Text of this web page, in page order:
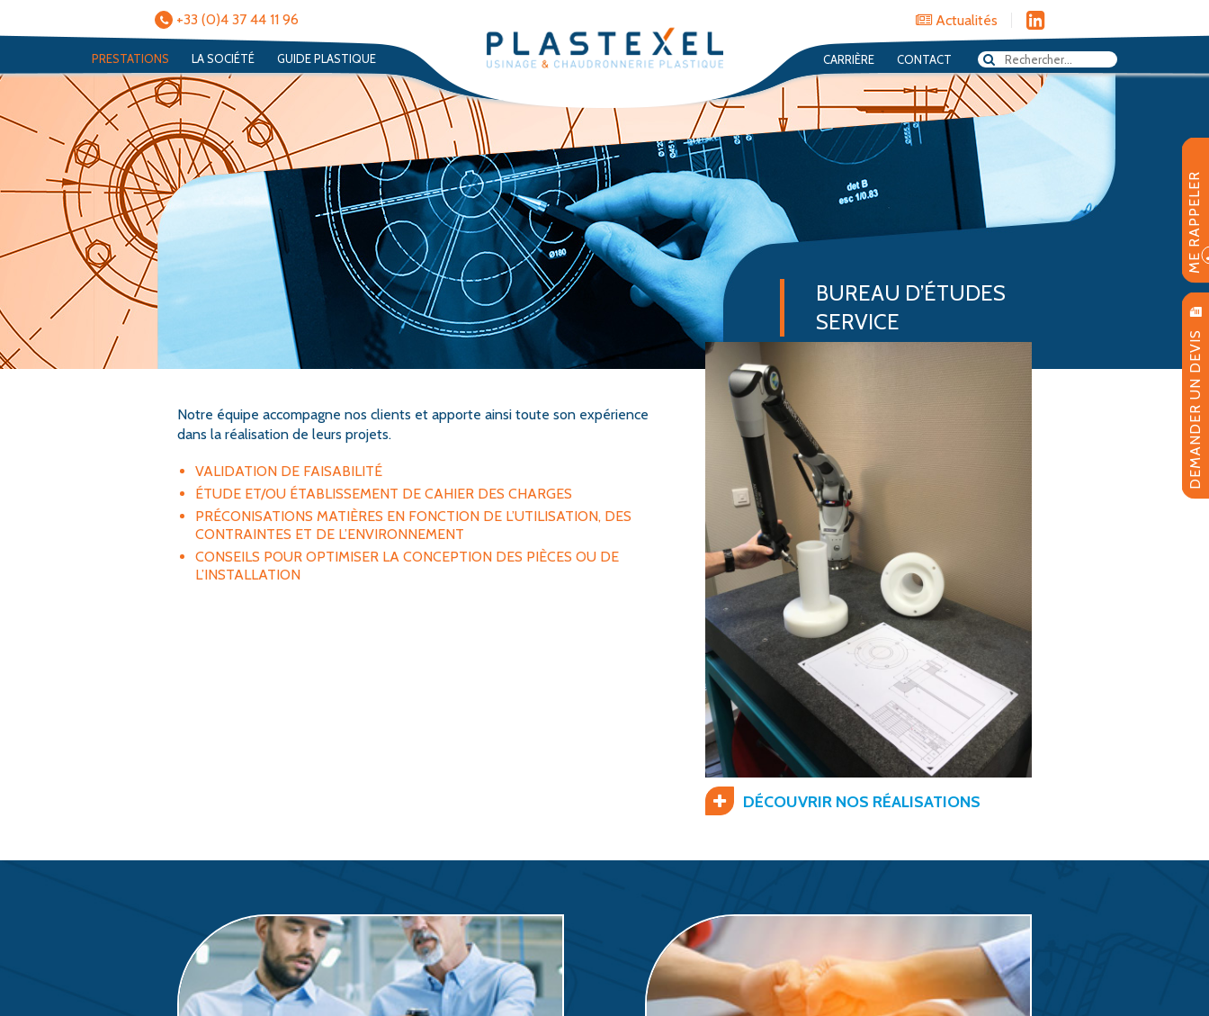
+33 (0)4 37 44 11 96 Actualités
PRESTATIONS LA SOCIÉTÉ GUIDE PLASTIQUE CARRIÈRE CONTACT
BUREAU D’ÉTUDES
SERVICE
Notre équipe accompagne nos clients et apporte ainsi toute son expérience
dans la réalisation de leurs projets.
VALIDATION DE FAISABILITÉ
ÉTUDE ET/OU ÉTABLISSEMENT DE CAHIER DES CHARGES
PRÉCONISATIONS MATIÈRES EN FONCTION DE L’UTILISATION, DES
CONTRAINTES ET DE L’ENVIRONNEMENT
CONSEILS POUR OPTIMISER LA CONCEPTION DES PIÈCES OU DE
L’INSTALLATION
DÉCOUVRIR NOS RÉALISATIONS
ME RAPPELER
DEMANDER UN DEVIS